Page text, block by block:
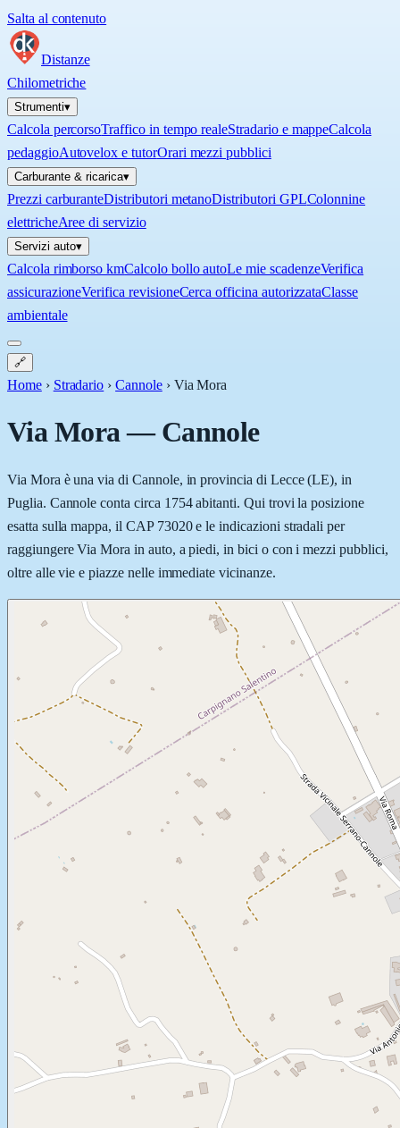
Salta al contenuto
Distanze
Chilometriche
Strumenti▾
Calcola percorsoTraffico in tempo realeStradario e mappeCalcola
pedaggioAutovelox e tutorOrari mezzi pubblici
Carburante & ricarica▾
Prezzi carburanteDistributori metanoDistributori GPLColonnine
elettricheAree di servizio
Servizi auto▾
Calcola rimborso kmCalcolo bollo autoLe mie scadenzeVerifica
assicurazioneVerifica revisioneCerca officina autorizzataClasse
ambientale
🔗
Home › Stradario › Cannole › Via Mora
Via Mora—Cannole
Via Mora è una via di Cannole, in provincia di Lecce (LE), in
Puglia. Cannole conta circa 1754 abitanti. Qui trovi la posizione
esatta sulla mappa, il CAP 73020 e le indicazioni stradali per
raggiungere Via Mora in auto, a piedi, in bici o con i mezzi pubblici,
oltre alle vie e piazze nelle immediate vicinanze.